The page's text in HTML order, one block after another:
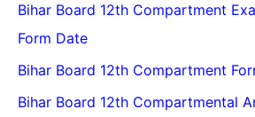
Bihar Board 12th Compartment
Form Date
Bihar Board 12th Compartment
Bihar Board 12th Compartmental